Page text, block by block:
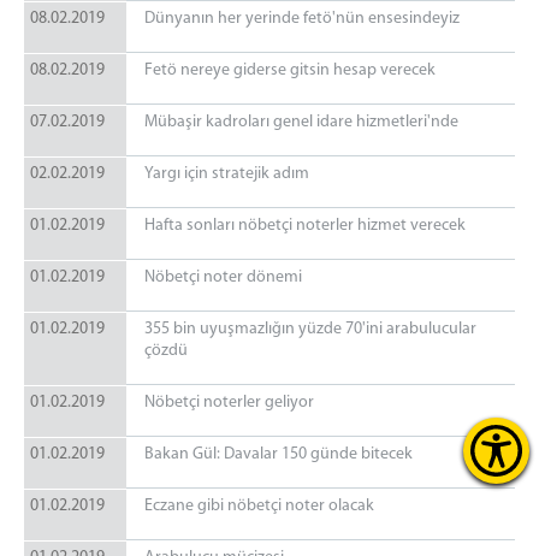
08.02.2019 Dünyanın her yerinde fetö'nün ensesindeyiz
08.02.2019 Fetö nereye giderse gitsin hesap verecek
07.02.2019 Mübaşir kadroları genel idare hizmetleri'nde
02.02.2019 Yargı için stratejik adım
01.02.2019 Hafta sonları nöbetçi noterler hizmet verecek
01.02.2019 Nöbetçi noter dönemi
01.02.2019
355 bin uyuşmazlığın yüzde 70'ini arabulucular
çözdü
01.02.2019 Nöbetçi noterler geliyor
01.02.2019 Bakan Gül: Davalar 150 günde bitecek
01.02.2019 Eczane gibi nöbetçi noter olacak